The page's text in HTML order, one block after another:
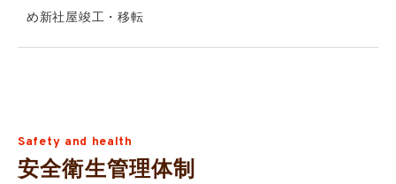
め新社屋竣工・移転
Safety and health
安全衛生管理体制